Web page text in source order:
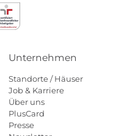
Unternehmen
Standorte / Häuser
Job & Karriere
Über uns
PlusCard
Presse